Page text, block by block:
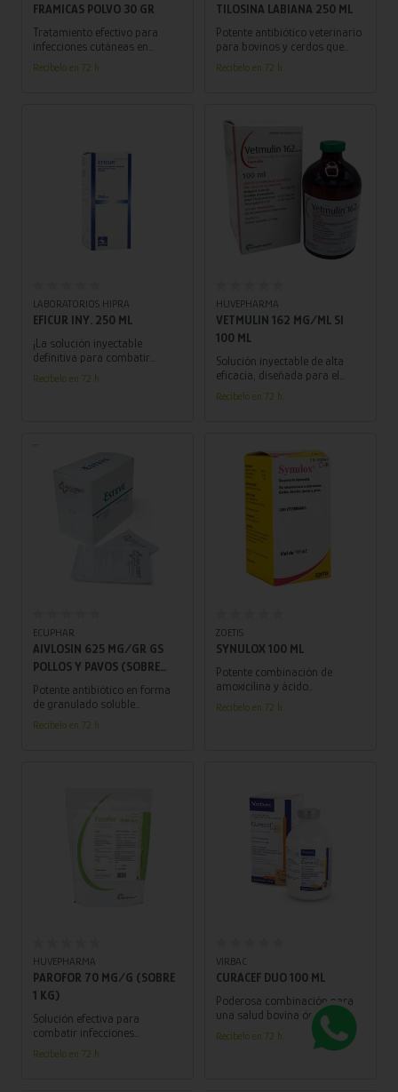
FRAMICAS POLVO 30 GR
Tratamiento efectivo para
infecciones cutáneas en
perros y gatos. Su fórmula
aborda heridas abiertas y
Recíbelo en 72 h.
TILOSINA LABIANA 250 ML
Potente antibiótico veterinario
para bovinos y cerdos que
ofrece una efectiva solución
para tratar infecciones
Recíbelo en 72 h.
LABORATORIOS HIPRA
EFICUR INY. 250 ML
¡La solución inyectable
definitiva para combatir
infecciones! Confiable, efectiva
y segura para el bienestar de
Recíbelo en 72 h.
HUVEPHARMA
VETMULIN 162 MG/ML SI
100 ML
Solución inyectable de alta
eficacia, diseñada para el
tratamiento y prevención de
diversas condiciones
Recíbelo en 72 h.
ECUPHAR
AIVLOSIN 625 MG/GR GS
POLLOS Y PAVOS (SOBRE
400 GR)
Potente antibiótico en forma
de granulado soluble
diseñado para combatir
infecciones respiratorias en
Recíbelo en 72 h.
ZOETIS
SYNULOX 100 ML
Potente combinación de
amoxicilina y ácido
clavulánico para tratar
infecciones en el tracto
Recíbelo en 72 h.
HUVEPHARMA
PAROFOR 70 MG/G (SOBRE
1 KG)
Solución efectiva para
combatir infecciones
gastrointestinales en terneros
y porcinos. ¡Protege la salud
Recíbelo en 72 h.
VIRBAC
CURACEF DUO 100 ML
Poderosa combinación para
una salud bovina óptima.
Combate infecciones y alivia la
inflamación de manera
Recíbelo en 72 h.